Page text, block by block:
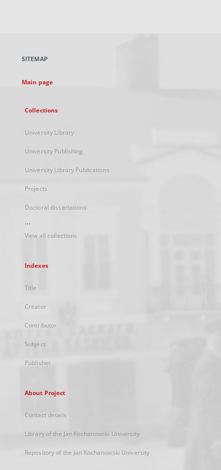
new
SITEMAP
Main page
Collections
University Library
University Publishing
University Library Publications
Projects
Doctoral dissertations
...
View all collections
Indexes
Title
Creator
Contributor
Subject
Publisher
About Project
Contact details
Library of the Jan Kochanowski University
Repository of the Jan Kochanowski University